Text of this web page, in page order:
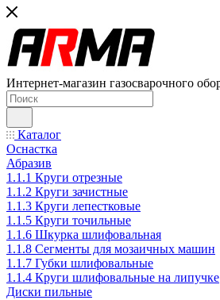
Интернет-магазин газосварочного
Каталог
Оснастка
Абразив
1.1.1 Круги отрезные
1.1.2 Круги зачистные
1.1.3 Круги лепестковые
1.1.5 Круги точильные
1.1.6 Шкурка шлифовальная
1.1.8 Сегменты для мозаичных машин
1.1.7 Губки шлифовальные
1.1.4 Круги шлифовальные на липучке
Диски пильные